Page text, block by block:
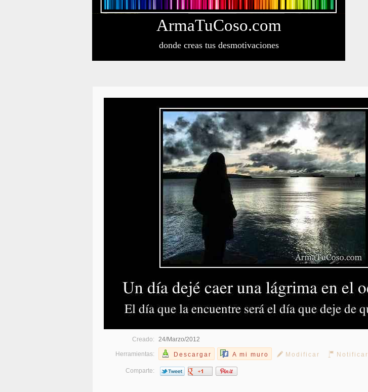
ArmaTuCoso.com
donde creas tus desmotivaciones
Creado: 24/Marzo/2012
Herramientas: Descargar A mi muro Modificar Notificar
Comparte: